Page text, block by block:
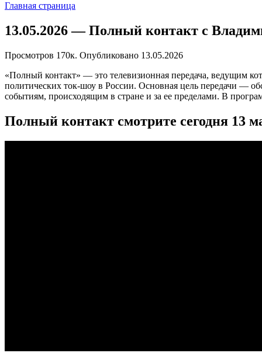
Главная страница
13.05.2026 — Полный контакт с
Просмотров 170к. Опубликовано 13.05.2026
«Полный контакт» — это телевизионная передача, ведущим
политических ток-шоу в России. Основная цель передачи —
событиям, происходящим в стране и за ее пределами. В
Полный контакт смотрите сегодня 13